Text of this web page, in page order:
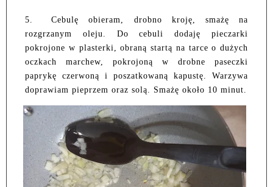
5.
Cebulę obieram, drobno kroję, smażę na
rozgrzanym oleju. Do cebuli dodaję pieczarki
pokrojone w plasterki, obraną startą na tarce o dużych
oczkach marchew, pokrojoną w drobne paseczki
paprykę czerwoną i poszatkowaną kapustę. Warzywa
doprawiam pieprzem oraz solą. Smażę około 10 minut.